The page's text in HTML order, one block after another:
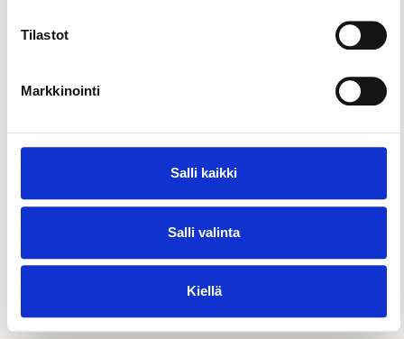
Tilastot
Markkinointi
Salli kaikki
Salli valinta
Kiellä